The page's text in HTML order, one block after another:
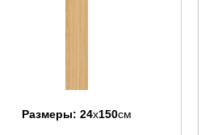
Размеры: 24x150см